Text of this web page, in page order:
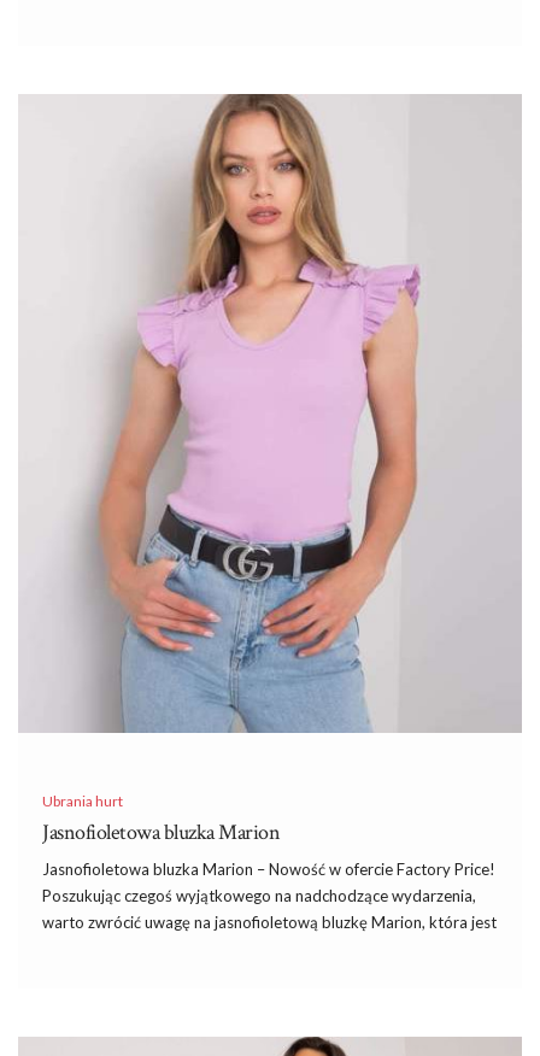
internetowym eButik mamy najróżniejsze wzory, kolory i modele
sukienek. Na codzienne wyjście do miasta czy do pracy, możesz
założyć na przykład supermodnąsukienkę
wiązaniem, dzięki czemu podkreślisz swoją talię.
Niebieska midi sukienka z rozcięciami –
elegancja w każdym calu
Sukienka o długości midi to pewnik stylu, …
Ubrania hurt
Jasnofioletowa bluzka Marion
Jasnofioletowa bluzka Marion – Nowość w ofercie Factory Price!
Poszukując czegoś wyjątkowego na nadchodzące wydarzenia,
warto zwrócić uwagę na jasnofioletową bluzkę Marion, która jest